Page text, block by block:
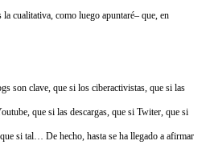
cualitativa, como luego apuntaré– que, en
son clave, que si los ciberactivistas, que si las
que si las descargas, que si Twiter, que si
si tal… De hecho, hasta se ha llegado a afirmar